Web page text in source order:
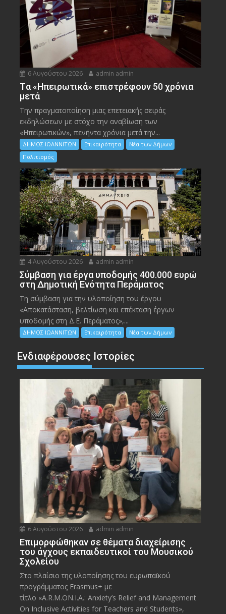
6 Αυγούστου 2026 admin admin
Tα «Ηπειρωτικά» επιστρέφουν 50 χρόνια
μετά
Την πραγματοποίηση μιας επετειακής σειράς
εκδηλώσεων με στόχο την αναβίωση των
«Ηπειρωτικών», πενήντα χρόνια μετά την...
ΔΗΜΟΣ ΙΩΑΝΝΙΤΩΝ Επικαιρότητα
Νέα των Δήμων
Πολιτισμός
4 Αυγούστου 2026 admin admin
Σύμβαση για έργα υποδομής 400.000 ευρώ
στη Δημοτική Ενότητα Περάματος
Τη σύμβαση για την υλοποίηση του έργου
«Αποκατάσταση, βελτίωση και επέκταση έργων
υποδομής στη Δ.Ε. Περάματος»,...
ΔΗΜΟΣ ΙΩΑΝΝΙΤΩΝ Επικαιρότητα Νέα των Δήμων
Ενδιαφέρουσες Ιστορίες
6 Αυγούστου 2026 admin admin
Eπιμορφώθηκαν σε θέματα διαχείρισης
του άγχους εκπαιδευτικοί του Μουσικού
Σχολείου
Στο πλαίσιο της υλοποίησης του ευρωπαϊκού
προγράμματος Erasmus+ με
τίτλο «A.R.M.ON.I.A.: Anxiety’s Relief and Management
On Inclusive Activities for Teachers and Students»,